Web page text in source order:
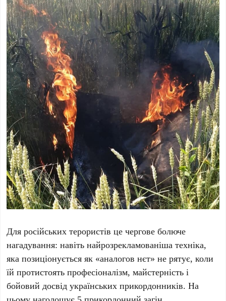
Для російських терористів це чергове болюче
нагадування: навіть найрозрекламованіша техніка,
яка позиціонується як «аналогов нєт» не рятує, коли
їй протистоять професіоналізм, майстерність і
бойовий досвід українських прикордонників. На